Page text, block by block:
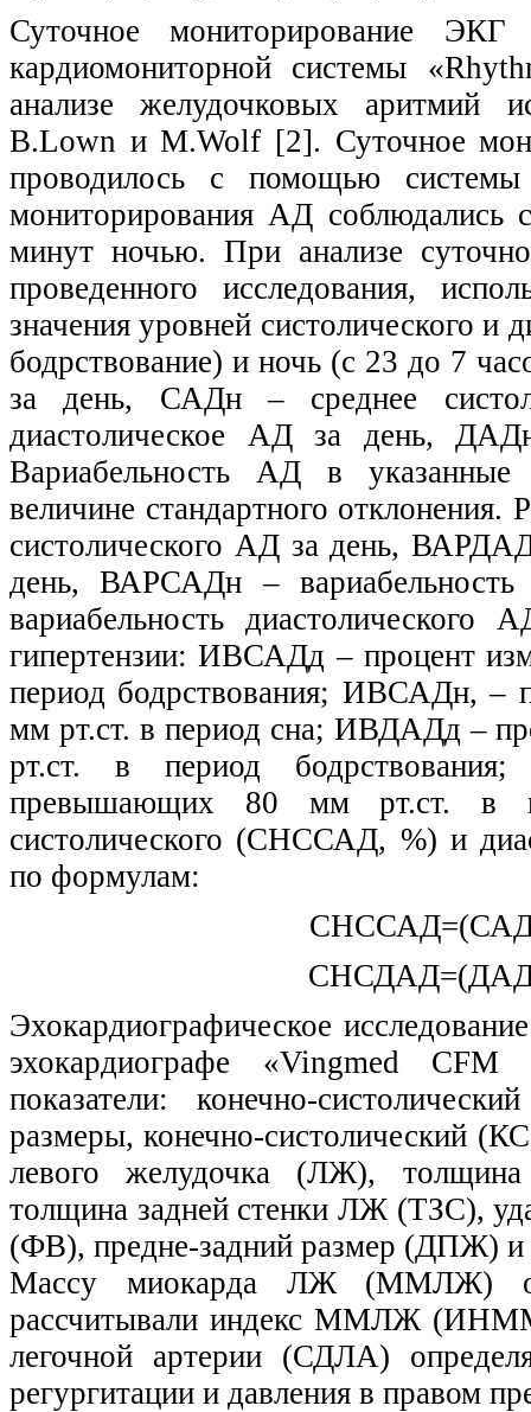
Суточное мониторирование
кардиомониторной системы
анализе желудочковых аритмий
B.Lown и M.Wolf [2]. Суточное
проводилось с помощью
мониторирования АД
минут ночью. При анализе
проведенного исследования,
значения уровней систолического и
бодрствование) и ночь (с 23 до 7
за день, САДн – среднее
диастолическое АД за день,
Вариабельность АД в указанные
величине стандартного
систолического АД за день,
день, ВАРСАДн –
вариабельность
гипертензии: ИВСАДд – процент
период бодрствования; ИВСАДн,
мм рт.ст. в период сна; ИВДАДд –
рт.ст. в период
превышающих 80 мм рт.ст. в
систолического (СНССАД, %) и
по формулам:
Эхокардиографическое
эхокардиографе «Vingmed
показатели: конечно-
размеры, конечно-систолический
левого желудочка (ЛЖ),
толщина задней стенки ЛЖ (ТЗС),
(ФВ), предне-задний размер (ДПЖ)
Массу миокарда ЛЖ (ММЛЖ)
рассчитывали индекс ММЛЖ
легочной артерии (СДЛА)
регургитации и давления в правом